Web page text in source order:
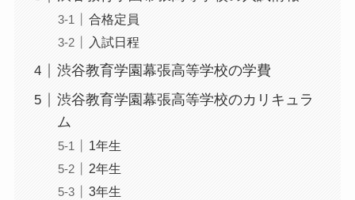
合格定員
入試日程
渋谷教育学園幕張高等学校の学費
渋谷教育学園幕張高等学校のカリキュラ
ム
1年生
2年生
3年生